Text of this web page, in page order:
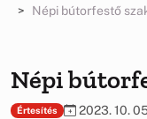
Népi bútorfestő
Népi
Értesítés 2023. 10.